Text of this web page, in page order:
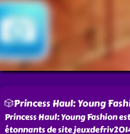
🎲Princess Haul: Young
Princess Haul: Young Fashion
étonnants de site